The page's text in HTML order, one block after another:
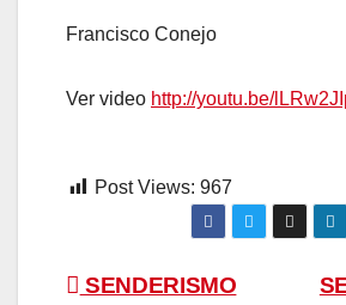
Francisco Conejo
Ver video http://youtu.be/
Post Views: 967
Navegación
SENDERISMO